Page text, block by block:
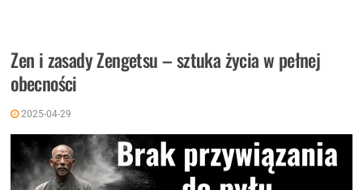
Zen i zasady Zengetsu – sztuka życia w pełnej
obecności
2025-04-29